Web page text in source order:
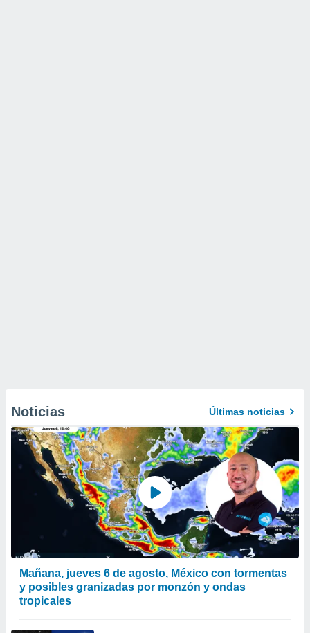
Noticias Últimas noticias
Mañana, jueves 6 de agosto, México con tormentas
y posibles granizadas por monzón y ondas
tropicales